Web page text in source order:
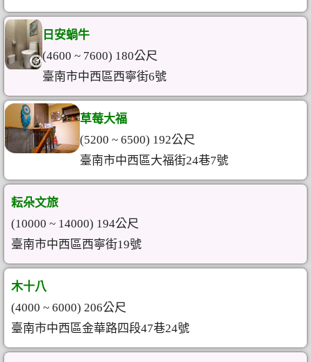
日安蝸牛
(4600 ~ 7600) 180公尺
臺南市中西區西寧街6號
草莓大福
(5200 ~ 6500) 192公尺
臺南市中西區大福街24巷7號
耘朵文旅
(10000 ~ 14000) 194公尺
臺南市中西區西寧街19號
木十八
(4000 ~ 6000) 206公尺
臺南市中西區金華路四段47巷24號